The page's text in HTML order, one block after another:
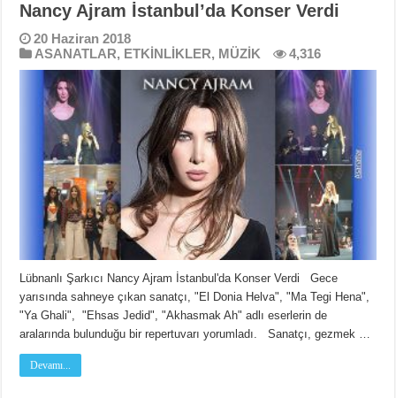
Nancy Ajram İstanbul’da Konser Verdi
20 Haziran 2018
ASANATLAR, ETKİNLİKLER, MÜZİK 4,316
Lübnanlı Şarkıcı Nancy Ajram İstanbul'da Konser Verdi Gece
yarısında sahneye çıkan sanatçı, "El Donia Helva", "Ma Tegi Hena",
"Ya Ghali", "Ehsas Jedid", "Akhasmak Ah" adlı eserlerin de
aralarında bulunduğu bir repertuvarı yorumladı. Sanatçı, gezmek …
Devamı...